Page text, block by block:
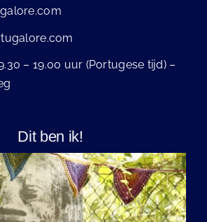
– 19.00 uur (Portugese tijd) –
Dit ben ik!